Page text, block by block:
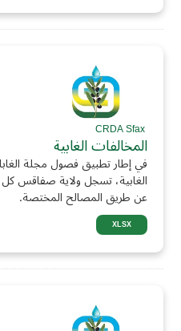
CRDA Sfax
المخالفات الغابية
في إطار تطبيق فصول مجلة
الغابية، تسجل ولاية صفاقس
عن طريق المصالح المختصة.
XLSX